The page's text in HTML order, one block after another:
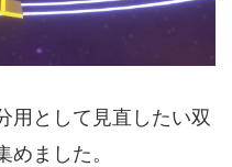
用として見直したい双
ました。